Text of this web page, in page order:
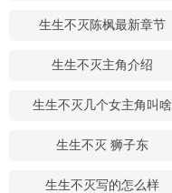
生生不灭陈枫最新章节
生生不灭主角介绍
生生不灭几个女主角叫啥
生生不灭 狮子东
生生不灭写的怎么样